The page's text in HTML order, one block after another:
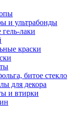
и ультрабонды
лаки
краски
битое стекло
для декора
и втирки